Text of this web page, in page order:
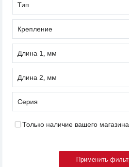
Тип
Крепление
Длина 1, мм
Длина 2, мм
Серия
Только наличие вашего магазина